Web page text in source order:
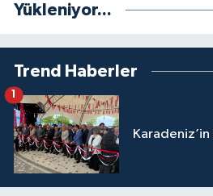
Yükleniyor...
Trend Haberler
1